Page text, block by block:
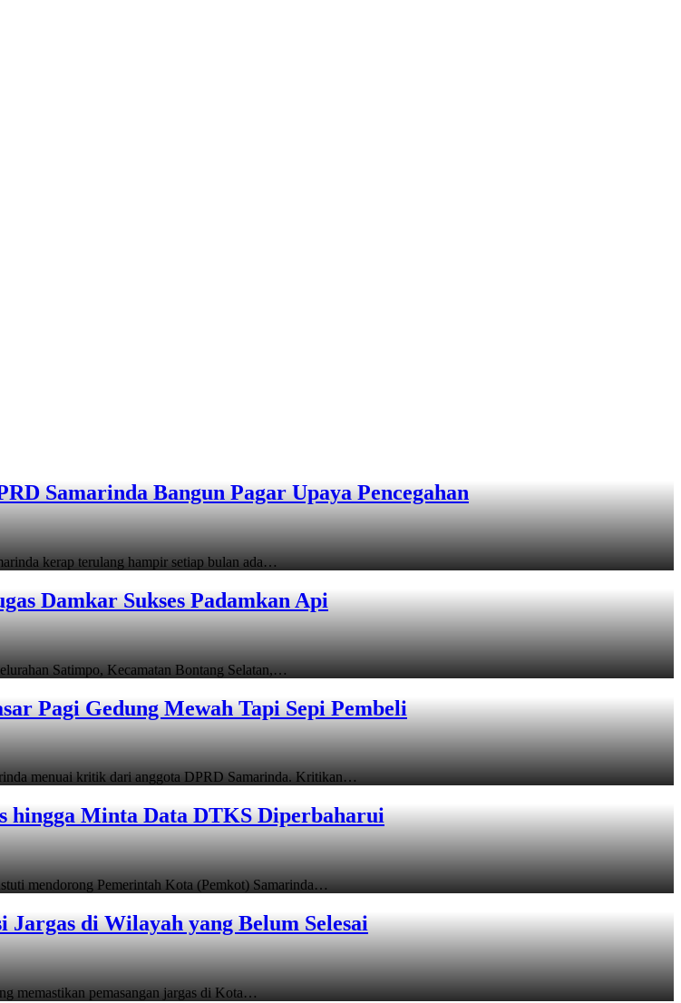
Samarinda Bangun Pagar Upaya Pencegahan
kerap terulang hampir setiap bulan ada…
Damkar Sukses Padamkan Api
Satimpo, Kecamatan Bontang Selatan,…
Pagi Gedung Mewah Tapi Sepi Pembeli
menuai kritik dari anggota DPRD Samarinda. Kritikan…
hingga Minta Data DTKS Diperbaharui
mendorong Pemerintah Kota (Pemkot) Samarinda…
di Wilayah yang Belum Selesai
memastikan pemasangan jargas di Kota…